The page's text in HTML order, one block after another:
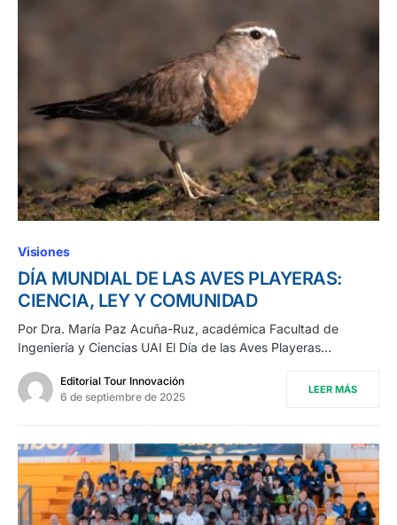
Visiones
DÍA MUNDIAL DE LAS AVES PLAYERAS:
CIENCIA, LEY Y COMUNIDAD
Por Dra. María Paz Acuña-Ruz, académica Facultad de
Ingeniería y Ciencias UAI El Día de las Aves Playeras…
Editorial Tour Innovación
6 de septiembre de 2025
LEER MÁS